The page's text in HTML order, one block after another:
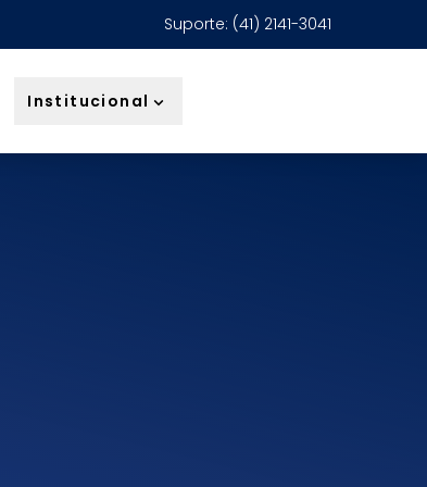
Suporte: (41) 2141-3041
Institucional